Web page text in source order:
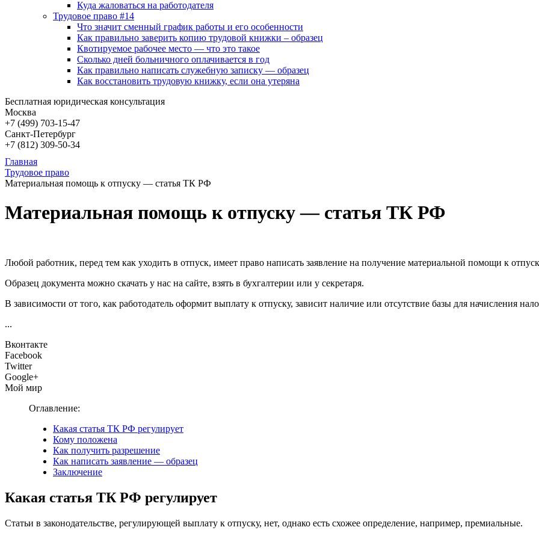
Куда жаловаться на работодателя
Трудовое право #14
Что значит сменный график работы и его особенности
Как правильно заверить копию трудовой книжки – образец
Квотируемое рабочее место — что это такое
Сколько дней больничного оплачивается в год
Как правильно написать служебную записку — образец
Как восстановить трудовую книжку, если она утеряна
Бесплатная юридическая консультация
Москва
+7 (499) 703-15-47
Санкт-Петербург
+7 (812) 309-50-34
Главная
Трудовое право
Материальная помощь к отпуску — статья ТК РФ
Материальная помощь к отпуску — статья ТК РФ
Любой работник, перед тем как уходить в отпуск, имеет право написать заявление на получение материальной помощи к
Образец документа можно скачать у нас на сайте, взять в бухгалтерии или у секретаря.
В зависимости от того, как работодатель оформит выплату к отпуску, зависит наличие или отсутствие базы для начисления
...
Вконтакте
Facebook
Twitter
Google+
Мой мир
Оглавление:
Какая статья ТК РФ регулирует
Кому положена
Как получить разрешение
Как написать заявление — образец
Заключение
Какая статья ТК РФ регулирует
Статьи в законодательстве, регулирующей выплату к отпуску, нет, однако есть схожее определение, например, премиальные.